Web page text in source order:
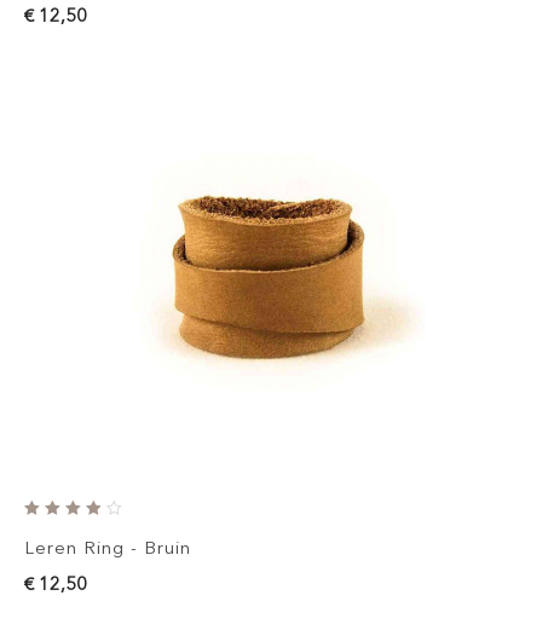
€ 12,50
Leren Ring - Bruin
€ 12,50